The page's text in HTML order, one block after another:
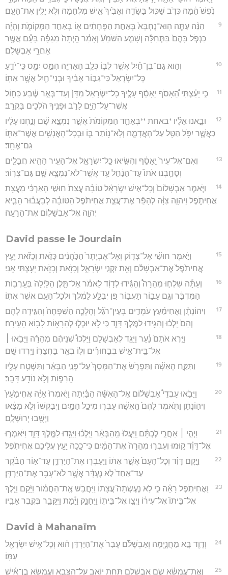
נֶ֙פֶשׁ֙ הֵ֔מָּה כְּדֹ֥ב שַׁכּ֖וּל בַּשָּׂדֶ֑ה וְאָבִ֙יךָ֙ אִ֣ישׁ מִלְחָמָ֔ה וְלֹ֥א יָלִ֖ין אֶת־הָעָֽם׃
9
הִנֵּ֨ה עַתָּ֤ה הֽוּא־נֶחְבָּא֙ בְּאַחַ֣ת הַפְּחָתִ֔ים א֖וֹ בְּאַחַ֣ד הַמְּקוֹמֹ֑ת וְהָיָ֗ה
כִּנְפֹ֤ל בָּהֶם֙ בַּתְּחִלָּ֔ה וְשָׁמַ֤ע הַשֹּׁמֵ֙עַ֙ וְאָמַ֔ר הָֽיְתָה֙ מַגֵּפָ֔ה בָּעָ֕ם אֲשֶׁ֖ר
אַחֲרֵ֥י אַבְשָׁלֹֽם׃
10
וְה֣וּא גַם־בֶּן־חַ֗יִל אֲשֶׁ֥ר לִבּ֛וֹ כְּלֵ֥ב הָאַרְיֵ֖ה הִמֵּ֣ס יִמָּ֑ס כִּֽי־יֹדֵ֤עַ
כָּל־יִשְׂרָאֵל֙ כִּי־גִבּ֣וֹר אָבִ֔יךָ וּבְנֵי־חַ֖יִל אֲשֶׁ֥ר אִתּֽוֹ׃
11
כִּ֣י יָעַ֗צְתִּי הֵ֠אָסֹף יֵאָסֵ֨ף עָלֶ֤יךָ כָל־יִשְׂרָאֵל֙ מִדָּן֙ וְעַד־בְּאֵ֣ר שֶׁ֔בַע כַּח֥וֹל
אֲשֶׁר־עַל־הַיָּ֖ם לָרֹ֑ב וּפָנֶ֥יךָ הֹלְכִ֖ים בַּקְרָֽב׃
12
וּבָ֣אנוּ אֵלָ֗יו *באחת **בְּאַחַ֤ד הַמְּקוֹמֹת֙ אֲשֶׁ֣ר נִמְצָ֣א שָׁ֔ם וְנַ֣חְנוּ עָלָ֔יו
כַּאֲשֶׁ֛ר יִפֹּ֥ל הַטַּ֖ל עַל־הָאֲדָמָ֑ה וְלֹֽא־נ֥וֹתַר בּ֛וֹ וּבְכָל־הָאֲנָשִׁ֥ים אֲשֶׁר־אִתּ֖וֹ
גַּם־אֶחָֽד׃
13
וְאִם־אֶל־עִיר֙ יֵֽאָסֵ֔ף וְהִשִּׂ֧יאוּ כָֽל־יִשְׂרָאֵ֛ל אֶל־הָעִ֥יר הַהִ֖יא חֲבָלִ֑ים
וְסָחַ֤בְנוּ אֹתוֹ֙ עַד־הַנַּ֔חַל עַ֛ד אֲשֶֽׁר־לֹא־נִמְצָ֥א שָׁ֖ם גַּם־צְרֽוֹר׃
14
וַיֹּ֤אמֶר אַבְשָׁלוֹם֙ וְכָל־אִ֣ישׁ יִשְׂרָאֵ֔ל טוֹבָ֗ה עֲצַת֙ חוּשַׁ֣י הָאַרְכִּ֔י מֵעֲצַ֖ת
אֲחִיתֹ֑פֶל וַיהוָ֣ה צִוָּ֗ה לְהָפֵ֞ר אֶת־עֲצַ֤ת אֲחִיתֹ֙פֶל֙ הַטּוֹבָ֔ה לְבַעֲב֗וּר הָבִ֧יא
יְהוָ֛ה אֶל־אַבְשָׁל֖וֹם אֶת־הָרָעָֽה׃
David passe le Jourdain
15
וַיֹּ֣אמֶר חוּשַׁ֗י אֶל־צָד֤וֹק וְאֶל־אֶבְיָתָר֙ הַכֹּ֣הֲנִ֔ים כָּזֹ֣את וְכָזֹ֗את יָעַ֤ץ
אֲחִיתֹ֙פֶל֙ אֶת־אַבְשָׁלֹ֔ם וְאֵ֖ת זִקְנֵ֣י יִשְׂרָאֵ֑ל וְכָזֹ֥את וְכָזֹ֖את יָעַ֥צְתִּי אָֽנִי׃
16
וְעַתָּ֡ה שִׁלְח֣וּ מְהֵרָה֩ וְהַגִּ֨ידוּ לְדָוִ֜ד לֵאמֹ֗ר אַל־תָּ֤לֶן הַלַּ֙יְלָה֙ בְּעַֽרְב֣וֹת
הַמִּדְבָּ֔ר וְגַ֖ם עָב֣וֹר תַּעֲב֑וֹר פֶּ֚ן יְבֻלַּ֣ע לַמֶּ֔לֶךְ וּלְכָל־הָעָ֖ם אֲשֶׁ֥ר אִתּֽוֹ׃
17
וִיהוֹנָתָ֨ן וַאֲחִימַ֜עַץ עֹמְדִ֣ים בְּעֵין־רֹגֵ֗ל וְהָלְכָ֤ה הַשִּׁפְחָה֙ וְהִגִּ֣ידָה לָהֶ֔ם
וְהֵם֙ יֵֽלְכ֔וּ וְהִגִּ֖ידוּ לַמֶּ֣לֶךְ דָּוִ֑ד כִּ֣י לֹ֥א יוּכְל֛וּ לְהֵרָא֖וֹת לָב֥וֹא הָעִֽירָה׃
18
וַיַּ֤רְא אֹתָם֙ נַ֔עַר וַיַּגֵּ֖ד לְאַבְשָׁלֹ֑ם וַיֵּלְכוּ֩ שְׁנֵיהֶ֨ם מְהֵרָ֜ה וַיָּבֹ֣אוּ ׀
אֶל־בֵּֽית־אִ֣ישׁ בְּבַחוּרִ֗ים וְל֥וֹ בְאֵ֛ר בַּחֲצֵר֖וֹ וַיֵּ֥רְדוּ שָֽׁם׃
19
וַתִּקַּ֣ח הָאִשָּׁ֗ה וַתִּפְרֹ֤שׂ אֶת־הַמָּסָךְ֙ עַל־פְּנֵ֣י הַבְּאֵ֔ר וַתִּשְׁטַ֥ח עָלָ֖יו
הָֽרִפ֑וֹת וְלֹ֥א נוֹדַ֖ע דָּבָֽר׃
20
וַיָּבֹ֣אוּ עַבְדֵי֩ אַבְשָׁל֨וֹם אֶֽל־הָאִשָּׁ֜ה הַבַּ֗יְתָה וַיֹּֽאמְרוּ֙ אַיֵּ֗ה אֲחִימַ֙עַץ֙
וִיה֣וֹנָתָ֔ן וַתֹּ֤אמֶר לָהֶם֙ הָֽאִשָּׁ֔ה עָבְר֖וּ מִיכַ֣ל הַמָּ֑יִם וַיְבַקְשׁוּ֙ וְלֹ֣א מָצָ֔אוּ
וַיָּשֻׁ֖בוּ יְרוּשָׁלִָֽם׃
21
וַיְהִ֣י ׀ אַחֲרֵ֣י לֶכְתָּ֗ם וַֽיַּעֲלוּ֙ מֵֽהַבְּאֵ֔ר וַיֵּ֣לְכ֔וּ וַיַּגִּ֖דוּ לַמֶּ֣לֶךְ דָּוִ֑ד וַיֹּאמְר֣וּ
אֶל־דָּוִ֗ד ק֣וּמוּ וְעִבְר֤וּ מְהֵרָה֙ אֶת־הַמַּ֔יִם כִּי־כָ֛כָה יָעַ֥ץ עֲלֵיכֶ֖ם אֲחִיתֹֽפֶל׃
22
וַיָּ֣קָם דָּוִ֗ד וְכָל־הָעָם֙ אֲשֶׁ֣ר אִתּ֔וֹ וַיַּעַבְר֖וּ אֶת־הַיַּרְדֵּ֑ן עַד־א֣וֹר הַבֹּ֗קֶר
עַד־אַחַד֙ לֹ֣א נֶעְדָּ֔ר אֲשֶׁ֥ר לֹא־עָבַ֖ר אֶת־הַיַּרְדֵּֽן׃
23
וַאֲחִיתֹ֣פֶל רָאָ֗ה כִּ֣י לֹ֣א נֶעֶשְׂתָה֮ עֲצָתוֹ֒ וַיַּחֲבֹ֣שׁ אֶֽת־הַחֲמ֗וֹר וַיָּ֜קָם וַיֵּ֤לֶךְ
אֶל־בֵּיתוֹ֙ אֶל־עִיר֔וֹ וַיְצַ֥ו אֶל־בֵּית֖וֹ וַיֵּחָנַ֑ק וַיָּ֕מָת וַיִּקָּבֵ֖ר בְּקֶ֥בֶר אָבִֽיו׃
David à Mahanaïm
24
וְדָוִ֖ד בָּ֣א מַחֲנָ֑יְמָה וְאַבְשָׁלֹ֗ם עָבַר֙ אֶת־הַיַּרְדֵּ֔ן ה֕וּא וְכָל־אִ֥ישׁ יִשְׂרָאֵ֖ל
עִמּֽוֹ׃
25 וְאֶת־עֲמָשָׂ֗א שָׂ֧ם אַבְשָׁלֹ֛ם תַּ֥חַת יוֹאָ֖ב עַל־הַצָּבָ֑א וַעֲמָשָׂ֣א בֶן־אִ֗ישׁ